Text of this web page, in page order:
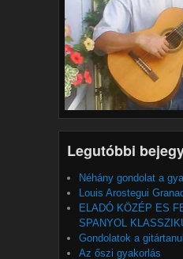
Legutóbbi
Néhány gondolat a
Louis Arostegui
ELADÓ KÖZÉP ES
SPANYOL
Gondolatok a
Az őszi gyakorlás